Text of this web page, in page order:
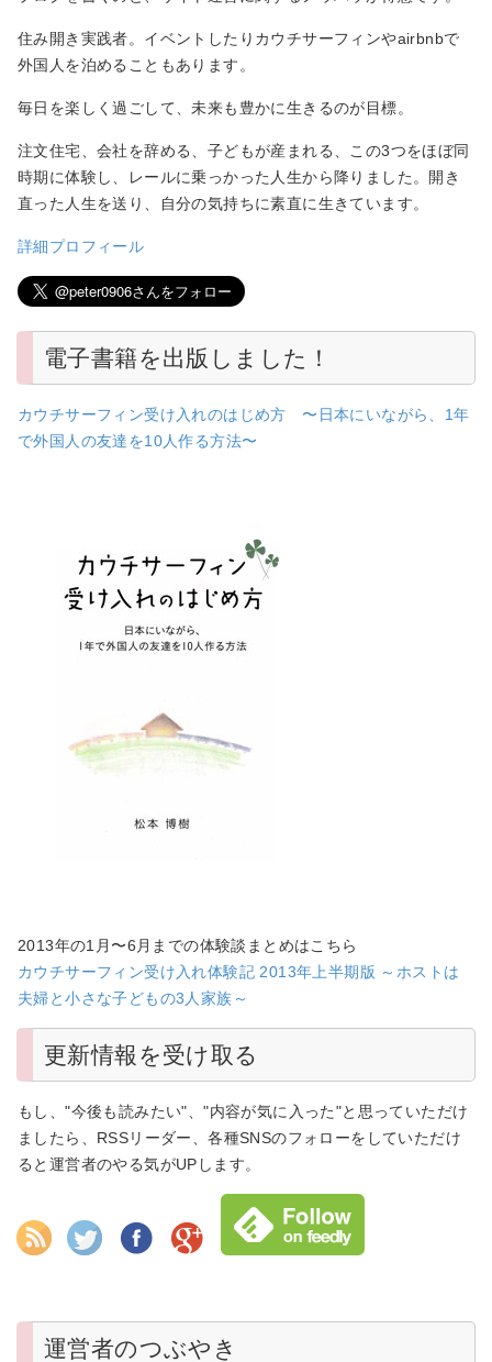
住み開き実践者。イベントしたりカウチサーフィンやairbnbで
外国人を泊めることもあります。
毎日を楽しく過ごして、未来も豊かに生きるのが目標。
注文住宅、会社を辞める、子どもが産まれる、この3つをほぼ同
時期に体験し、レールに乗っかった人生から降りました。開き
直った人生を送り、自分の気持ちに素直に生きています。
詳細プロフィール
電子書籍を出版しました！
カウチサーフィン受け入れのはじめ方 〜日本にいながら、1年
で外国人の友達を10人作る方法〜
2013年の1月〜6月までの体験談まとめはこちら
カウチサーフィン受け入れ体験記 2013年上半期版 ～ホストは
夫婦と小さな子どもの3人家族～
更新情報を受け取る
もし、"今後も読みたい"、"内容が気に入った"と思っていただけ
ましたら、RSSリーダー、各種SNSのフォローをしていただけ
ると運営者のやる気がUPします。
運営者のつぶやき